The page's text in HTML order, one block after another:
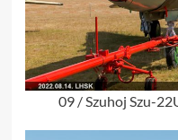
09 / Szuhoj Szu-